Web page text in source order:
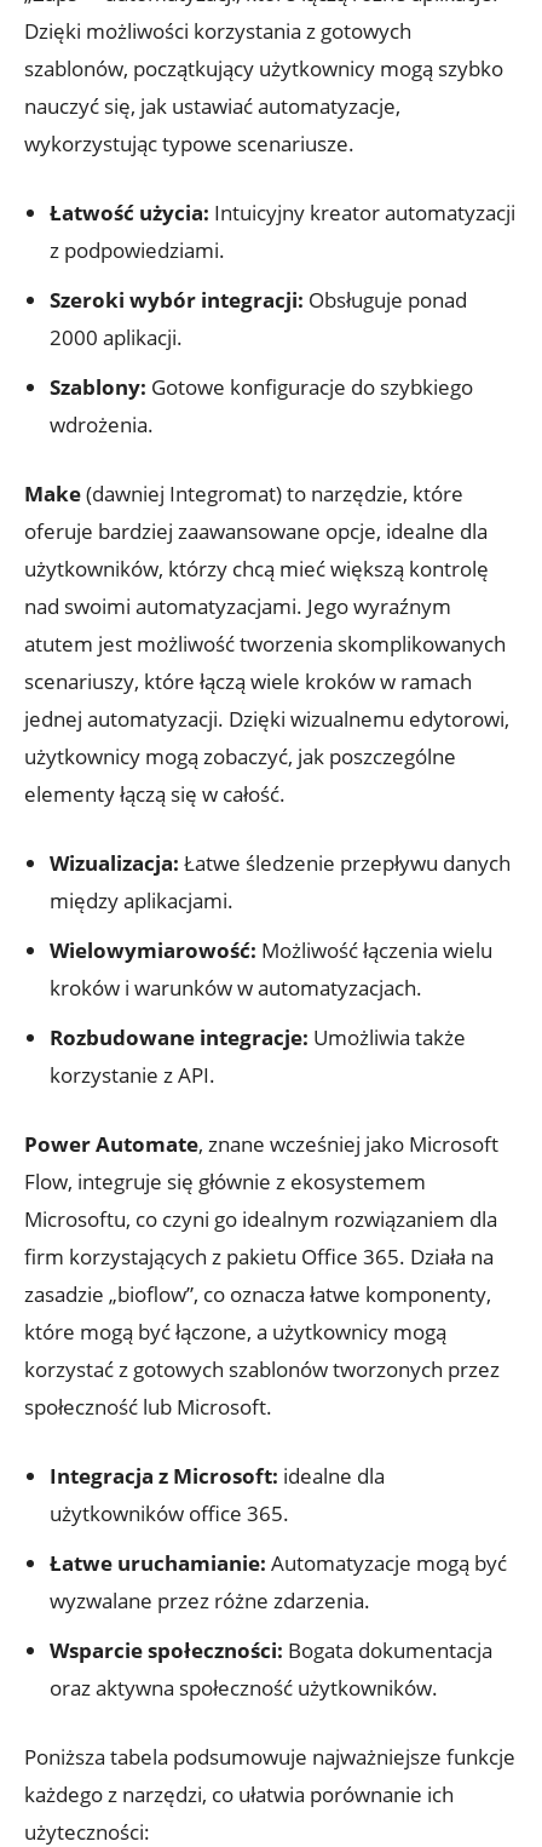
Dzięki ⁤możliwości korzystania z gotowych
szablonów, początkujący użytkownicy mogą szybko
nauczyć się, jak ⁢ustawiać⁤ automatyzacje,
wykorzystując typowe scenariusze.
Łatwość użycia: Intuicyjny kreator automatyzacji
z podpowiedziami.
Szeroki wybór integracji: Obsługuje ⁣ponad
2000 aplikacji.
Szablony: Gotowe konfiguracje do szybkiego
wdrożenia.
Make(dawniej Integromat) to narzędzie, które
oferuje bardziej zaawansowane opcje, idealne dla
użytkowników, ‌którzy chcą mieć większą kontrolę
nad swoimi automatyzacjami. Jego wyraźnym
atutem jest możliwość tworzenia skomplikowanych
scenariuszy, które łączą wiele kroków w ramach
jednej automatyzacji. Dzięki wizualnemu edytorowi,
użytkownicy mogą zobaczyć, jak poszczególne
elementy łączą się w całość.
Wizualizacja: Łatwe śledzenie przepływu danych
między​ aplikacjami.
Wielowymiarowość: Możliwość łączenia wielu
kroków ‍i warunków ⁢w automatyzacjach.
Rozbudowane‍ integracje: Umożliwia także
korzystanie z API.
Power Automate, ‍znane wcześniej jako ​Microsoft
Flow, ‍integruje się ⁢głównie z ekosystemem
Microsoftu, ⁣co czyni go idealnym rozwiązaniem ⁢dla
firm korzystających z pakietu Office 365. Działa na
zasadzie „bioflow”, co oznacza łatwe​ komponenty,
które mogą być⁢ łączone, a użytkownicy mogą
korzystać z gotowych szablonów tworzonych przez
społeczność lub Microsoft.
Integracja z Microsoft: idealne dla
użytkowników office 365.
Łatwe uruchamianie: Automatyzacje mogą być
wyzwalane⁣ przez różne zdarzenia.
Wsparcie społeczności: Bogata dokumentacja
oraz aktywna społeczność⁣ użytkowników.
Poniższa ​tabela podsumowuje najważniejsze funkcje
każdego z narzędzi, co ułatwia⁢ porównanie ich
użyteczności: